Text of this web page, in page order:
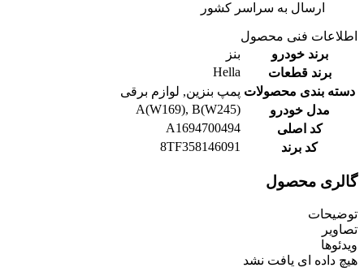
ارسال به سراسر کشور
اطلاعات فنی محصول
برند خودرو
بنز
برند قطعات
Hella
دسته بندی محصولات پمپ بنزین, لوازم برقی
مدل خودرو
A(W169), B(W245)
کد اصلی
A1694700494
کد برند
8TF358146091
گالری محصول
توضیحات
تصاویر
ویدئوها
هیچ داده ای یافت نشد